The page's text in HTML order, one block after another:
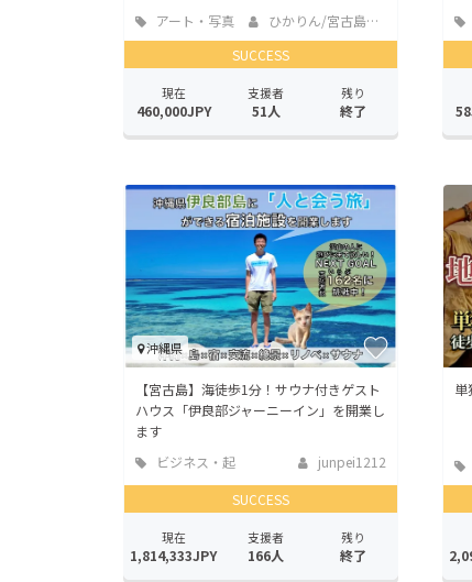
アート・写真
ひかりん/宮古島カ...
SUCCESS
現在
460,000JPY
支援者
51人
残り
終了
沖縄県
【宮古島】海徒歩1分！サウナ付きゲスト
ハウス「伊良部ジャーニーイン」を開業し
ます
ビジネス・起
業
junpei1212
SUCCESS
現在
1,814,333JPY
支援者
166人
残り
終了
単